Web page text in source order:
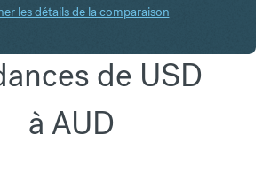
les détails de la comparaison
de USD
à AUD